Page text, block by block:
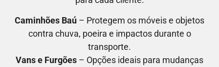
Caminhões Baú – Protegem os móveis e objetos
contra chuva, poeira e impactos durante o
transporte.
Vans e Furgões – Opções ideais para mudanças